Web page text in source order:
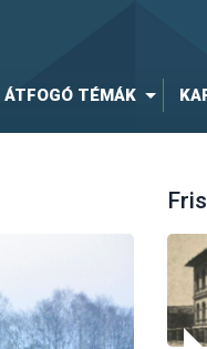
ÁTFOGÓ TÉMÁK